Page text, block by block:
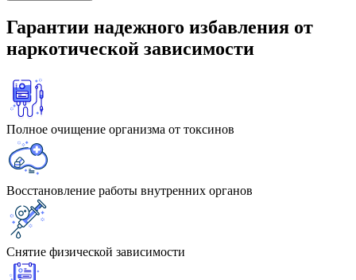
Гарантии надежного избавления от
наркотической зависимости
Полное очищение организма от токсинов
Восстановление работы внутренних органов
Снятие физической зависимости